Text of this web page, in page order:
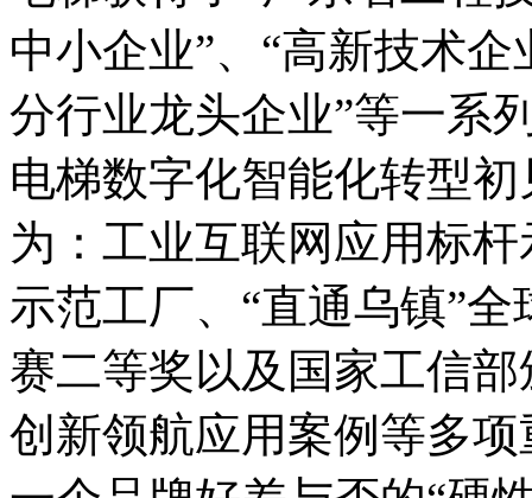
中小企业”、“高新技术
分行业龙头企业”等一系
电梯数字化智能化转型
为：工业互联网应用标
示范工厂、“直通乌镇”
赛二等奖以及国家工信
创新领航应用案例等多